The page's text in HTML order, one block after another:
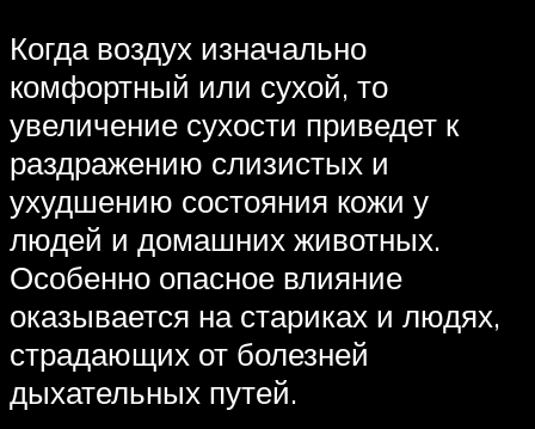
Когда воздух изначально
комфортный или сухой, то
увеличение сухости приведет к
раздражению слизистых и
ухудшению состояния кожи у
людей и домашних животных.
Особенно опасное влияние
оказывается на стариках и людях,
страдающих от болезней
дыхательных путей.